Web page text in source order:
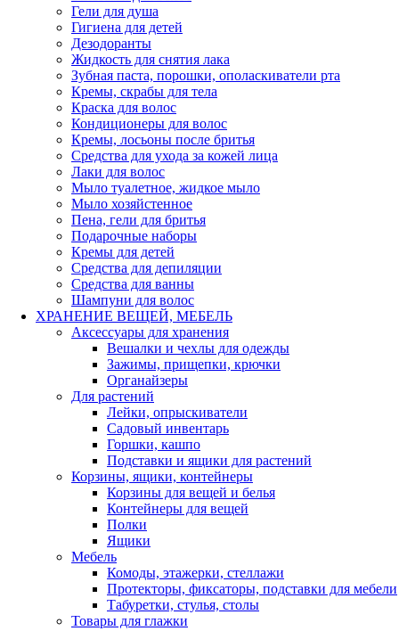
Гели для душа
Гигиена для детей
Дезодоранты
Жидкость для снятия лака
Зубная паста, порошки, ополаскиватели рта
Кремы, скрабы для тела
Краска для волос
Кондиционеры для волос
Кремы, лосьоны после бритья
Средства для ухода за кожей лица
Лаки для волос
Мыло туалетное, жидкое мыло
Мыло хозяйстенное
Пена, гели для бритья
Подарочные наборы
Кремы для детей
Средства для депиляции
Средства для ванны
Шампуни для волос
ХРАНЕНИЕ ВЕЩЕЙ, МЕБЕЛЬ
Аксессуары для хранения
Вешалки и чехлы для одежды
Зажимы, прищепки, крючки
Органайзеры
Для растений
Лейки, опрыскиватели
Садовый инвентарь
Горшки, кашпо
Подставки и ящики для растений
Корзины, ящики, контейнеры
Корзины для вещей и белья
Контейнеры для вещей
Полки
Ящики
Мебель
Комоды, этажерки, стеллажи
Протекторы, фиксаторы, подставки для мебели
Табуретки, стулья, столы
Товары для глажки